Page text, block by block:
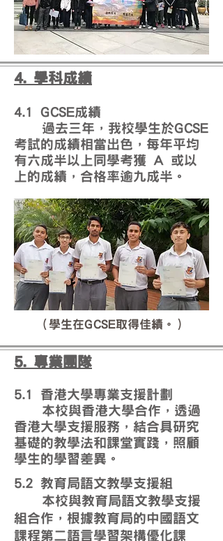
4. 學科成績
4.1 GCSE成績
過去三年，我校學生於GCSE
考試的成績相當出色，每年平均
有六成半以上同學考獲 A 或以
上的成績，合格率逾九成半。
（學生在GCSE取得佳績。）
5. 專業團隊
5.1 香港大學專業支援計劃
本校與香港大學合作，透過
香港大學支援服務，結合具研究
基礎的教學法和課堂實踐，照顧
學生的學習差異。
5.2 教育局語文教學支援組
本校與教育局語文教學支援
組合作，根據教育局的中國語文
課程第二語言學習架構優化課